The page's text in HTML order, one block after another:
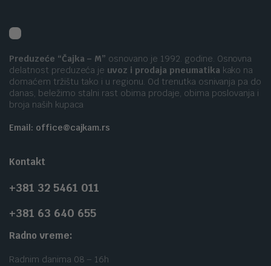
Preduzeće “Čajka – M” osnovano je 1992. godine. Osnovna
delatnost preduzeća je uvoz i prodaja pneumatika kako na
domaćem tržištu tako i u regionu. Od trenutka osnivanja pa do
danas, beležimo stalni rast obima prodaje, obima poslovanja i
broja naših kupaca
Email: office@cajkam.rs
Kontakt
+381 32 5461 011
+381 63 640 655
Radno vreme:
Radnim danima 08 – 16h